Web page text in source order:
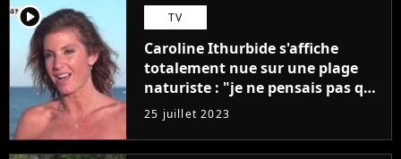
player2 TV
Caroline Ithurbide s'affiche
totalement nue sur une plage
naturiste : "je ne pensais pas que
j'arriverais à le faire..."
25 juillet 2023